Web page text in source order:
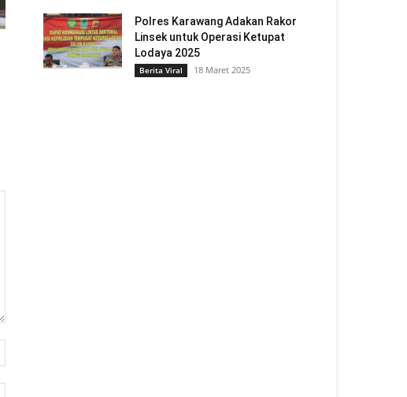
Polres Karawang Adakan Rakor
Linsek untuk Operasi Ketupat
Lodaya 2025
Berita Viral 18 Maret 2025